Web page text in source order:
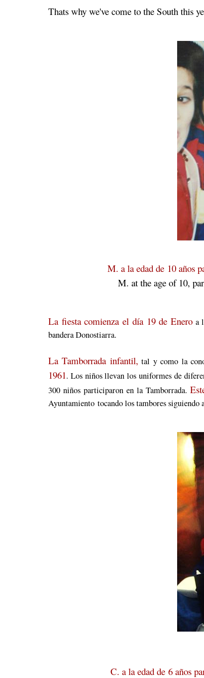
Thats why we've come to the South this
M. a la edad de 10 años
M. at the age of 10,
La fiesta comienza el día 19 de Eneroa
bandera Donostiarra.
La Tamborrada infantil, tal y como la
1961. Los niños llevan los uniformes de
300 niños participaron en la Tamborrada.
Ayuntamiento tocando los tambores siguiendo
C. a la edad de 6 años